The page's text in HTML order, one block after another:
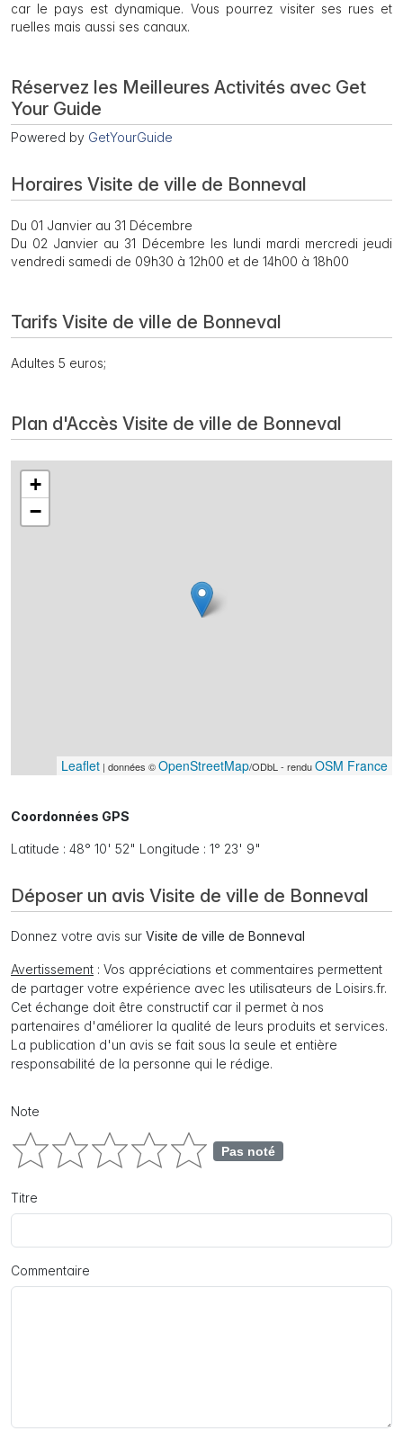
car le pays est dynamique. Vous pourrez visiter ses rues et
ruelles mais aussi ses canaux.
Réservez les Meilleures Activités avec Get
Your Guide
Powered by GetYourGuide
Horaires Visite de ville de Bonneval
Du 01 Janvier au 31 Décembre
Du 02 Janvier au 31 Décembre les lundi mardi mercredi jeudi
vendredi samedi de 09h30 à 12h00 et de 14h00 à 18h00
Tarifs Visite de ville de Bonneval
Adultes 5 euros;
Plan d'Accès Visite de ville de Bonneval
+
−
Leaflet | données ©OpenStreetMap/ODbL - renduOSM France
Coordonnées GPS
Latitude : 48° 10' 52" Longitude : 1° 23' 9"
Déposer un avis Visite de ville de Bonneval
Donnez votre avis sur Visite de ville de Bonneval
Avertissement : Vos appréciations et commentaires permettent
de partager votre expérience avec les utilisateurs de Loisirs.fr.
Cet échange doit être constructif car il permet à nos
partenaires d'améliorer la qualité de leurs produits et services.
La publication d'un avis se fait sous la seule et entière
responsabilité de la personne qui le rédige.
Note
Pas noté
Titre
Commentaire